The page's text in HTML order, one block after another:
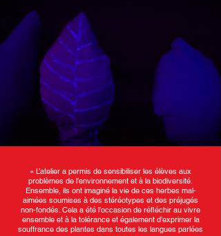
« L’atelier a permis de sensibiliser les élèves aux
problèmes de l’environnement et à la biodiversité.
Ensemble, ils ont imaginé la vie de ces herbes mal-
aimées soumises à des stéréotypes et des préjugés
non-fondés. Cela a été l’occasion de réfléchir au vivre
ensemble et à la tolérance et également d’exprimer la
souffrance des plantes dans toutes les langues parlées